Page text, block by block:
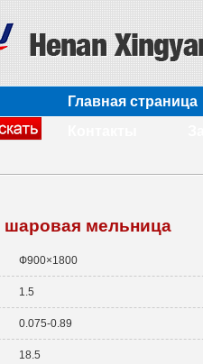
Главная страница
шаровая мельница
Ф900×1800
1.5
0.075-0.89
18.5